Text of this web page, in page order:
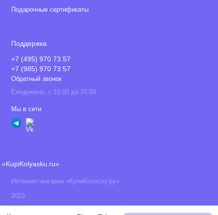
Подарочные сертификаты
Поддержка
+7 (495) 970 73 57
+7 (985) 970 73 57
Обратный звонок
Ежедневно, с 10.00 до 20.00
Мы в сети
«KupiKolyasku.ru»
Интернет-магазин «КупиКоляску.ру»
2023